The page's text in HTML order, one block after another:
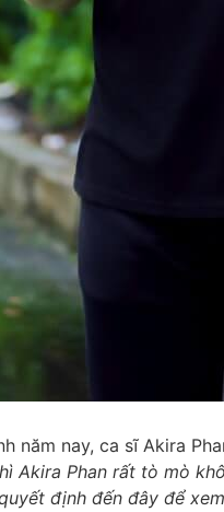
năm nay, ca sĩ Akira
Akira Phan rất tò mò
định đến đây để